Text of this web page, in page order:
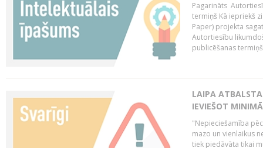
Pagarināts
termiņš Kā iepriekš
Paper) projekta
Autortiesību
publicēšanas
LAIPA
IEVIEŠOT
"Nepieciešamība
mazo un vienlaikus
tiek piedāvāta tikai